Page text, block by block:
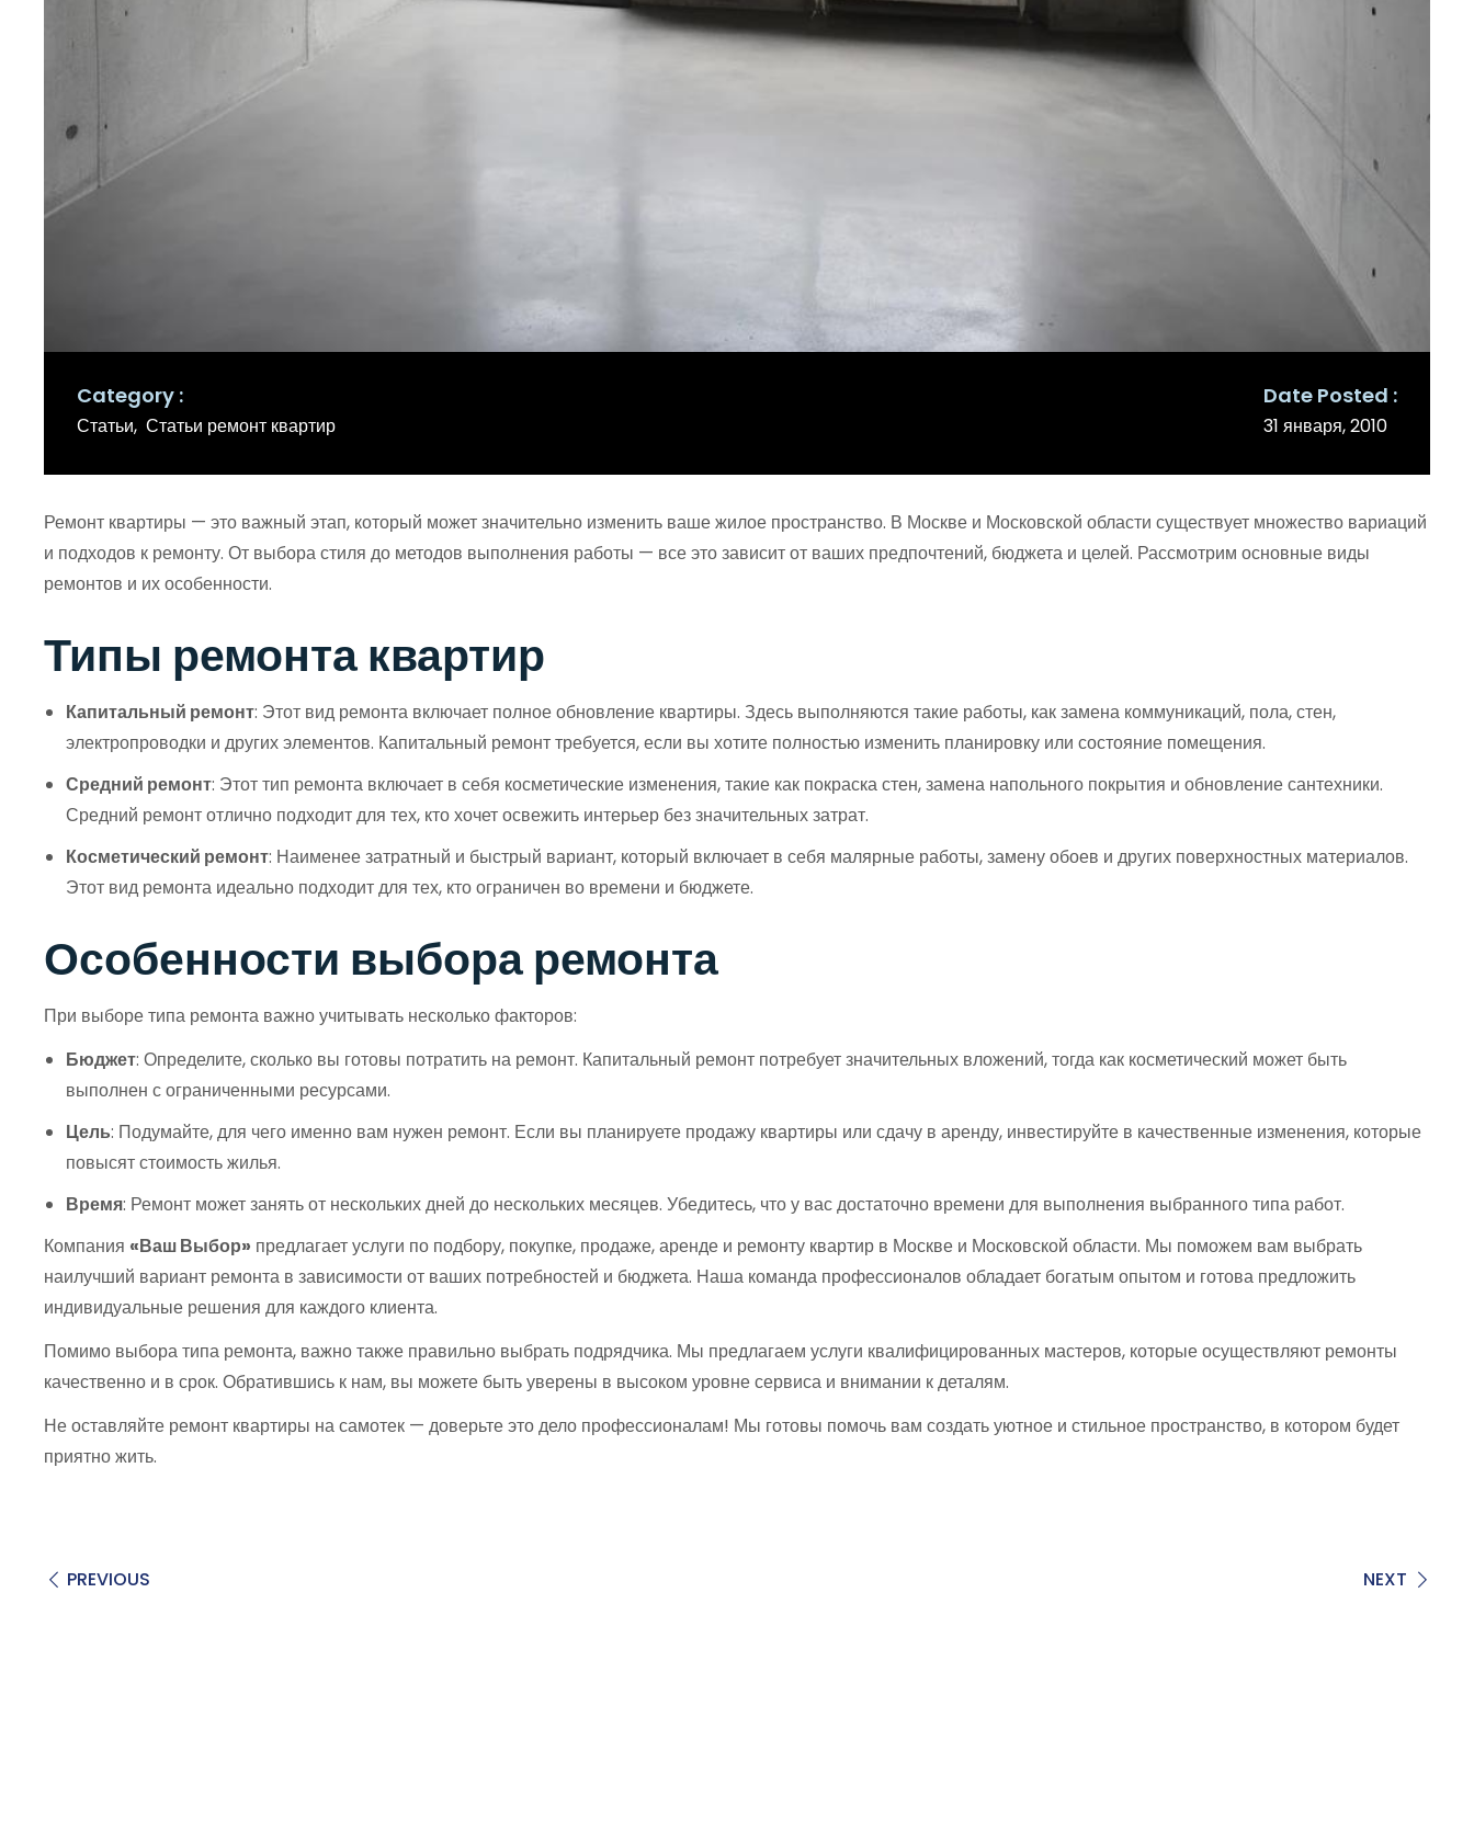
Category
Статьи Статьи ремонт квартир
Date Posted
31 января, 2010
Ремонт квартиры — это важный этап, который может значительно изменить ваше жилое пространство. В Москве и Московской области существует множество вариаций
и подходов к ремонту. От выбора стиля до методов выполнения работы — все это зависит от ваших предпочтений, бюджета и целей. Рассмотрим основные виды
ремонтов и их особенности.
Типы ремонта квартир
Капитальный ремонт: Этот вид ремонта включает полное обновление квартиры. Здесь выполняются такие работы, как замена коммуникаций, пола, стен,
электропроводки и других элементов. Капитальный ремонт требуется, если вы хотите полностью изменить планировку или состояние помещения.
Средний ремонт: Этот тип ремонта включает в себя косметические изменения, такие как покраска стен, замена напольного покрытия и обновление сантехники.
Средний ремонт отлично подходит для тех, кто хочет освежить интерьер без значительных затрат.
Косметический ремонт: Наименее затратный и быстрый вариант, который включает в себя малярные работы, замену обоев и других поверхностных материалов.
Этот вид ремонта идеально подходит для тех, кто ограничен во времени и бюджете.
Особенности выбора ремонта
При выборе типа ремонта важно учитывать несколько факторов:
Бюджет: Определите, сколько вы готовы потратить на ремонт. Капитальный ремонт потребует значительных вложений, тогда как косметический может быть
выполнен с ограниченными ресурсами.
Цель: Подумайте, для чего именно вам нужен ремонт. Если вы планируете продажу квартиры или сдачу в аренду, инвестируйте в качественные изменения, которые
повысят стоимость жилья.
Время: Ремонт может занять от нескольких дней до нескольких месяцев. Убедитесь, что у вас достаточно времени для выполнения выбранного типа работ.
Компания «Ваш Выбор» предлагает услуги по подбору, покупке, продаже, аренде и ремонту квартир в Москве и Московской области. Мы поможем вам выбрать
наилучший вариант ремонта в зависимости от ваших потребностей и бюджета. Наша команда профессионалов обладает богатым опытом и готова предложить
индивидуальные решения для каждого клиента.
Помимо выбора типа ремонта, важно также правильно выбрать подрядчика. Мы предлагаем услуги квалифицированных мастеров, которые осуществляют ремонты
качественно и в срок. Обратившись к нам, вы можете быть уверены в высоком уровне сервиса и внимании к деталям.
Не оставляйте ремонт квартиры на самотек — доверьте это дело профессионалам! Мы готовы помочь вам создать уютное и стильное пространство, в котором будет
приятно жить.
PREVIOUS NEXT